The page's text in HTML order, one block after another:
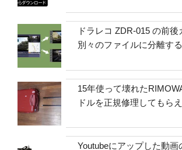
ドラレコ ZDR-015 の前
別々のファイルに分離す
15年使って壊れた
ドルを正規修理してもら
Youtubeにアップした動画